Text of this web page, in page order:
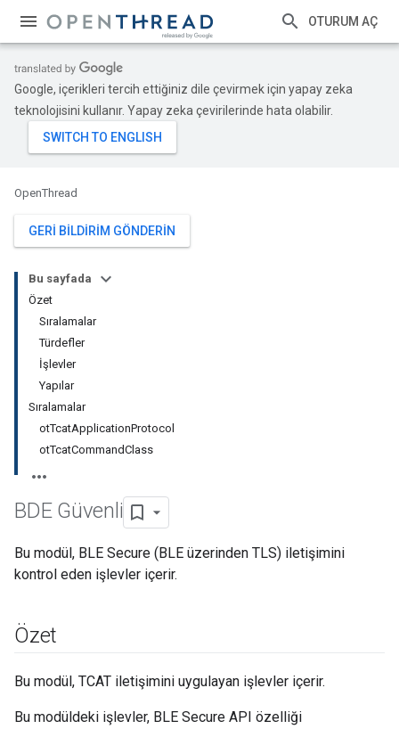
OTURUM AÇ
Google, içerikleri tercih ettiğiniz dile çevirmek için yapay zeka
teknolojisini kullanır. Yapay zeka çevirilerinde hata olabilir.
OpenThread
GERI BILDIRIM GÖNDERIN
Bu sayfada
Özet
Sıralamalar
Türdefler
İşlevler
Yapılar
Sıralamalar
otTcatApplicationProtocol
otTcatCommandClass
BDE Güvenli
Bu modül, BLE Secure (BLE üzerinden TLS) iletişimini
kontrol eden işlevler içerir.
Özet
Bu modül, TCAT iletişimini uygulayan işlevler içerir.
Bu modüldeki işlevler, BLE Secure API özelliği